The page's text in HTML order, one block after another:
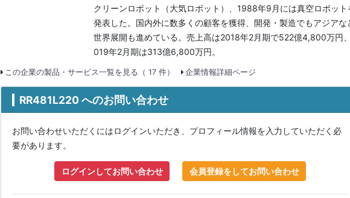
クリーンロボット（大気ロボット）、1988年9月には真空ロボット
発表した。国内外に数多くの顧客を獲得、開発・製造でもアジアな
世界展開も進めている。売上高は2018年2月期で522億4,800万円
019年2月期は313億6,800万円。
この企業の製品・サービス一覧を見る（ 17 件） 企業情報詳細ページ
RR481L220 へのお問い合わせ
お問い合わせいただくにはログインいただき、プロフィール情報を入力していただく必
要があります。
ログインしてお問い合わせ 会員登録をしてお問い合わせ